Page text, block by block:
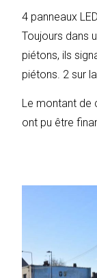
4 panneaux
Toujours dans
piétons, ils
piétons. 2 sur
Le montant de
ont pu être